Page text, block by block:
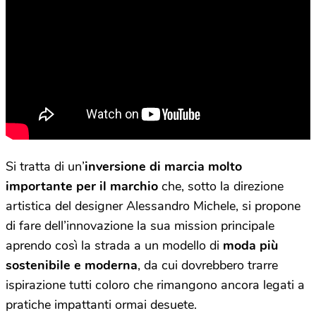
Si tratta di un’inversione di marcia molto
importante per il marchio che, sotto la direzione
artistica del designer Alessandro Michele, si propone
di fare dell’innovazione la sua mission principale
aprendo così la strada a un modello di moda più
sostenibile e moderna, da cui dovrebbero trarre
ispirazione tutti coloro che rimangono ancora legati a
pratiche impattanti ormai desuete.